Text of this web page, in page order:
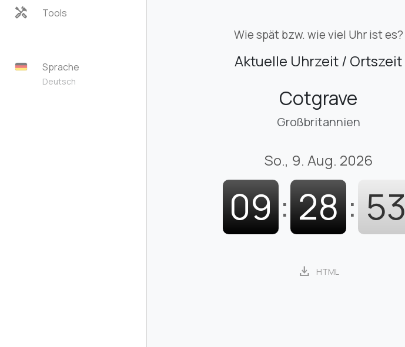
handyman Tools
Sprache
Deutsch
Wie spät bzw. wie viel Uhr ist es?
Aktuelle Uhrzeit / Ortszeit
Cotgrave
Großbritannien
So., 9. Aug. 2026
09 : 28 : 54
download HTML